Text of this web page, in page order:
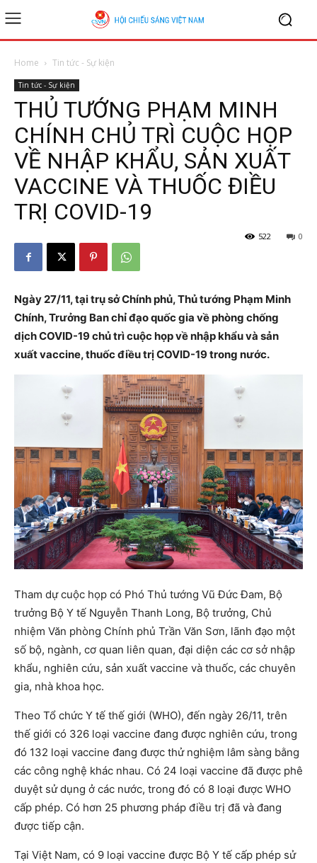
Home Tin tức - Sự kiện
Tin tức - Sự kiện
THỦ TƯỚNG PHẠM MINH
CHÍNH CHỦ TRÌ CUỘC HỌP
VỀ NHẬP KHẨU, SẢN XUẤT
VACCINE VÀ THUỐC ĐIỀU
TRỊ COVID-19
0
522
Ngày 27/11, tại trụ sở Chính phủ, Thủ tướng Phạm Minh
Chính, Trưởng Ban chỉ đạo quốc gia về phòng chống
dịch COVID-19 chủ trì cuộc họp về nhập khẩu và sản
xuất vaccine, thuốc điều trị COVID-19 trong nước.
Tham dự cuộc họp có Phó Thủ tướng Vũ Đức Đam, Bộ
trưởng Bộ Y tế Nguyễn Thanh Long, Bộ trưởng, Chủ
nhiệm Văn phòng Chính phủ Trần Văn Sơn, lãnh đạo một
số bộ, ngành, cơ quan liên quan, đại diện các cơ sở nhập
khẩu, nghiên cứu, sản xuất vaccine và thuốc, các chuyên
gia, nhà khoa học.
Theo Tổ chức Y tế thế giới (WHO), đến ngày 26/11, trên
thế giới có 326 loại vaccine đang được nghiên cứu, trong
đó 132 loại vaccine đang được thử nghiệm lâm sàng bằng
các công nghệ khác nhau. Có 24 loại vaccine đã được phê
duyệt sử dụng ở các nước, trong đó có 8 loại được WHO
cấp phép. Có hơn 25 phương pháp điều trị đã và đang
được tiếp cận.
Tại Việt Nam, có 9 loại vaccine được Bộ Y tế cấp phép sử